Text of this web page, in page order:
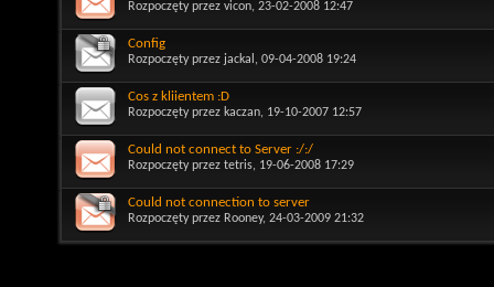
Rozpoczęty przez vicon, 23-02-2008 12:47
Config
Rozpoczęty przez jackal , 09-04-2008 19:24
Cos z kliientem :D
Rozpoczęty przez kaczan, 19-10-2007 12:57
Could not connect to Server :/:/
Rozpoczęty przez tetris, 19-06-2008 17:29
Could not connection to server
Rozpoczęty przez Rooney, 24-03-2009 21:32